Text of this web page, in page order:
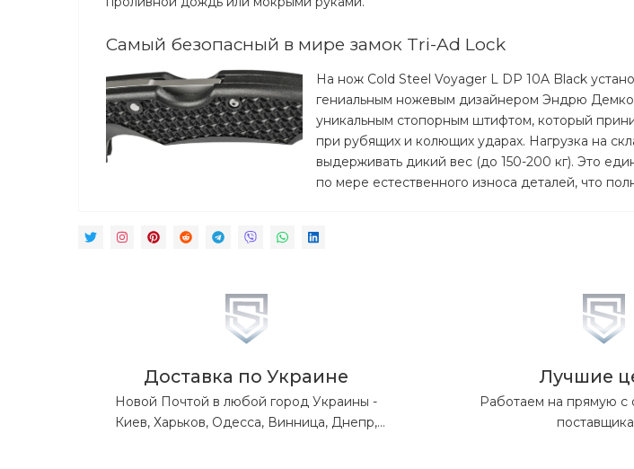
Самый безопасный в мире замок Tri-Ad Lock
На нож Cold Steel Voyager L DP 10A Black
гениальным ножевым дизайнером Эндрю
уникальным стопорным штифтом, который
при рубящих и колющих ударах. Нагрузка на
выдерживать дикий вес (до 150-200 кг). Это
по мере естественного износа деталей, что
Доставка по Украине
Новой Почтой в любой город Украины -
Киев, Харьков, Одесса, Винница, Днепр,
Лучшие
Работаем на прямую с